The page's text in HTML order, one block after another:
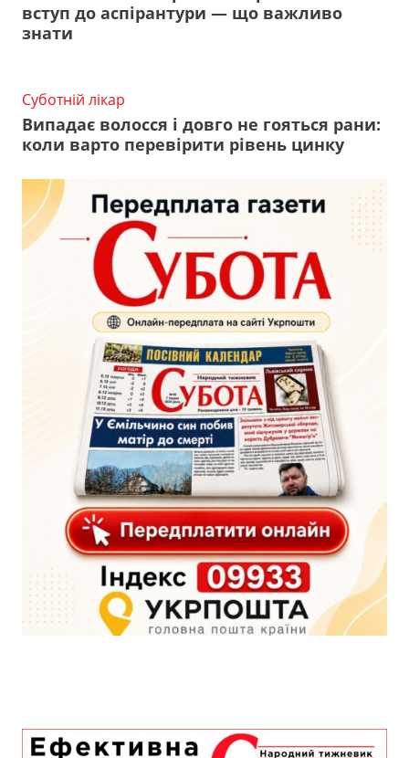
вступ до аспірантури — що важливо
знати
Суботній лікар
Випадає волосся і довго не гояться рани:
коли варто перевірити рівень цинку